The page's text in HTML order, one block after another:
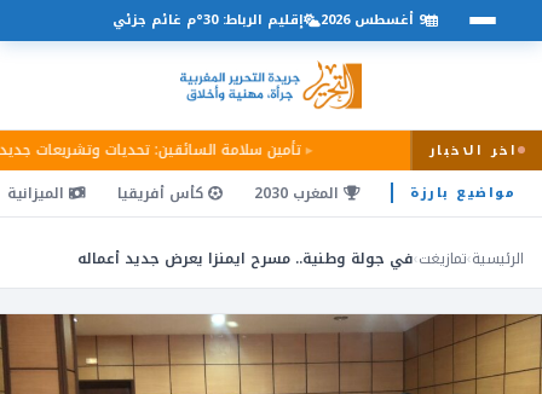
اخر الاخبار تأمين سلامة السائقين: تحديات وتشريعات
9 أغسطس 2026 إقليم الرباط: 30°م غائم جزئي
مواضيع بارزة المغرب 2030 كأس أفريقيا الميزانية
الرئيسية›تمازيغت›في جولة وطنية.. مسرح ايمنزا يعرض جديد أعماله